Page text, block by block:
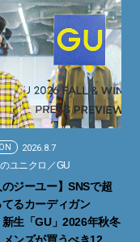
2026.8.7
ユニクロ／GU
のジーユー】SNSで超
るカーディガン
生「GU」2026年秋冬